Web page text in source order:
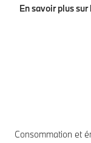
En savoir plus
Consommation et